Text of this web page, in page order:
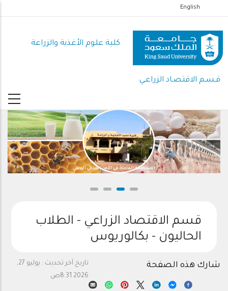
إلى
المحتوى
الرئيسي
English
كلية علوم الأغذية والزراعة
قـسـم الاقتصـاد الزراعـي
المساهمة الفاعلة في الأمن الغذائي الوطني
قسم الاقتصاد الزراعي - الطلاب
الحاليون - بكالوريوس
تاريخ آخر تحديث :
يوليو 27,
2026 8:31ص
شارك هذه الصفحة